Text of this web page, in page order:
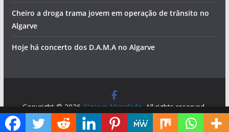
Cheiro a droga trama jovem em operação de trânsito no
Algarve
Hoje há concerto dos D.A.M.A no Algarve
Copyright © 2026 Algarve Marafado . All rights reserved.
Theme:
ColorMag by ThemeGrill. Powered by WordPress
Diga ao Google que o Algarve Marafado é uma das suas fontes de informação preferidas